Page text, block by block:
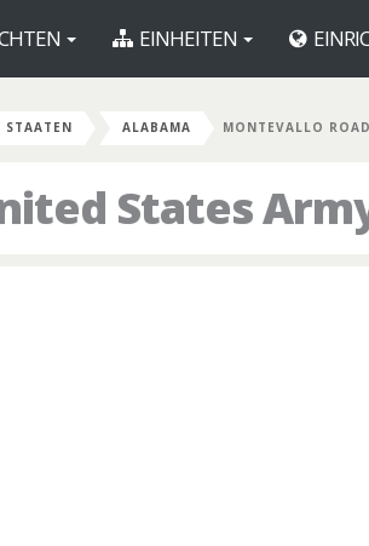
EINHEITEN
STAATEN ALABAMA MONTEVALLO
States